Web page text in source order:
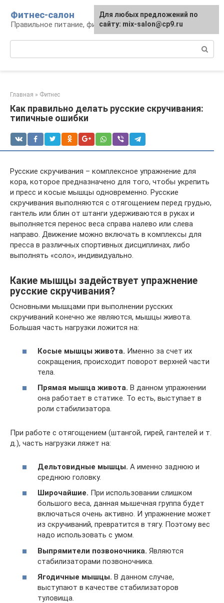
контенту
Фитнес-салон
Правильное питание, фитнес, образ жизни
Главная » Фитнес
Как правильно делать русские скручивания:
типичные ошибки
Русские скручивания – комплексное упражнение для
кора, которое предназначено для того, чтобы укрепить
и пресс и косые мышцы одновременно. Русские
скручивания выполняются с отягощением перед грудью,
гантель или блин от штанги удерживаются в руках и
выполняется перенос веса справа налево или слева
направо. Движение можно включать в комплексы для
пресса в различных спортивных дисциплинах, либо
выполнять «соло», индивидуально.
Какие мышцы задействует упражнение
русские скручивания?
Основными мышцами при выполнении русских
скручиваний конечно же являются, мышцы живота.
Большая часть нагрузки ложится на:
Косые мышцы живота. Именно за счет их
сокращения, происходит поворот верхней части
тела.
Прямая мышца живота. В данном упражнении
она работает в статике. То есть, выступает в
роли стабилизатора.
При работе с отягощением (штангой, гирей, гантелей и т.
д.), часть нагрузки ляжет на:
Дельтовидные мышцы. А именно заднюю и
среднюю головку.
Широчайшие. При использовании слишком
большого веса, данная мышечная группа будет
включаться очень активно. И упражнение может
из скручиваний, превратится в тягу. Поэтому вес
надо использовать с умом.
Выпрямители позвоночника. Являются
стабилизаторами позвоночника.
Ягодичные мышцы. В данном случае,
выступают в качестве стабилизаторов
туловища.
Для любых предложений по
сайту: mix-salon@cp9.ru